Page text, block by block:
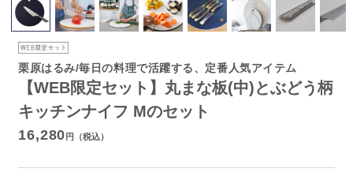
【WEB限定セット】丸まな板(中)とぶどう柄
キッチンナイフ Mのセット
栗原はるみ/毎日の料理で活躍する、定番人気アイテム
16,280 円（税込）